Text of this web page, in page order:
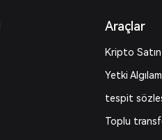
Araçlar
Kripto Satın
Yetki
tespit
Toplu